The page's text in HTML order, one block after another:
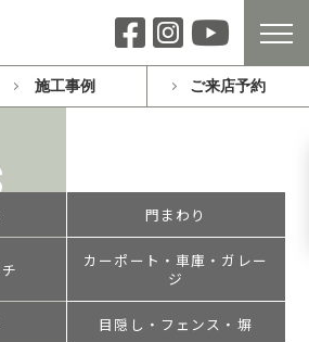
施工事例 ご来店予約
門まわり
カーポート・車庫・ガレー
ジ
目隠し・フェンス・塀